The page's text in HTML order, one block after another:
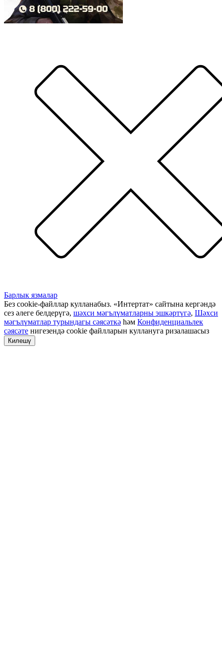
Барлык язмалар
Без cookie-файллар кулланабыз. «Интертат» сайтына кергәндә
сез әлеге белдерүгә, шәхси мәгълүматларны эшкәртүгә, Шәхси
мәгълүматлар турындагы сәясәткә һәм Конфиденциальлек
сәясәте нигезендә cookie файлларын куллануга ризалашасыз
Килешү